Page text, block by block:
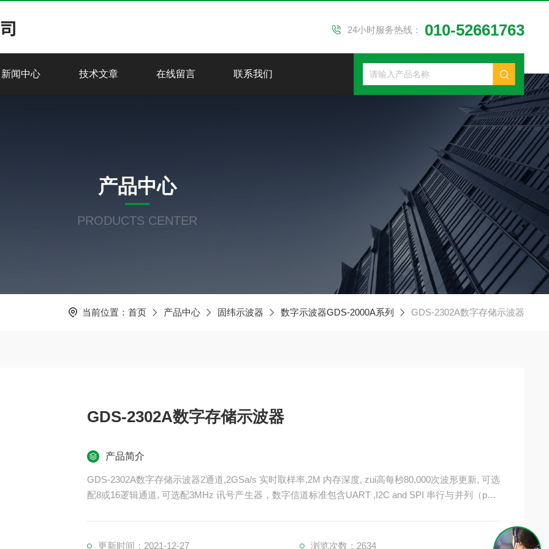
24小时服务热线： 010-52661763
新闻中心 技术文章 在线留言 联系我们
产品中心
PRODUCTS CENTER
当前位置： 首页 产品中心 固纬示波器 数字示波器GDS-2000A系列 GDS-2302A数字存储示波器
GDS-2302A数字存储示波器
产品简介
GDS-2302A数字存储示波器2通道,2GSa/s 实时取样率,2M 内存深度, zui高每秒80,000次波形更新, 可选
配8或16逻辑通道, 可选配3MHz 讯号产生器，数字信道标准包含UART ,I2C and SPI 串行与并列（para
更新时间：2021-12-27
浏览次数：2634